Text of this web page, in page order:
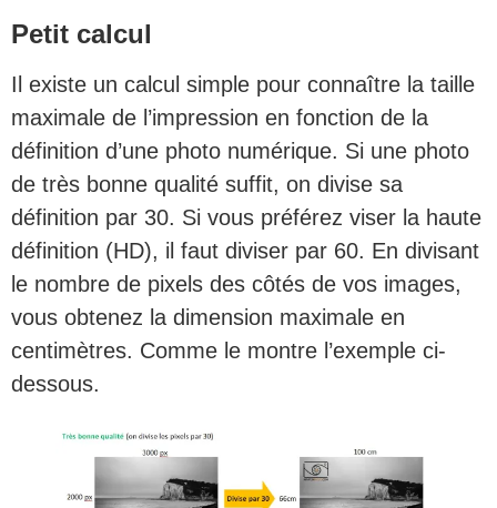
Petit calcul
Il existe un calcul simple pour connaître la taille
maximale de l’impression en fonction de la
définition d’une photo numérique. Si une photo
de très bonne qualité suffit, on divise sa
définition par 30. Si vous préférez viser la haute
définition (HD), il faut diviser par 60. En divisant
le nombre de pixels des côtés de vos images,
vous obtenez la dimension maximale en
centimètres. Comme le montre l’exemple ci-
dessous.